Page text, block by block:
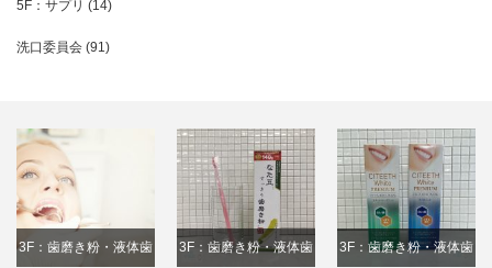
5F：サプリ (14)
洗口委員会 (91)
3F：歯磨き粉・液体歯 3F：歯磨き粉・液体歯 3F：歯磨き粉・液体歯